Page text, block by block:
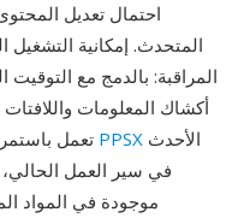
احتمال تعديل
المتحدث. إمكانية التشغيل
المراقبة: بالدمج مع التوقيت
PPSX
موجودة في المواد